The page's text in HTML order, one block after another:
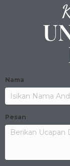
Nama
Pesan